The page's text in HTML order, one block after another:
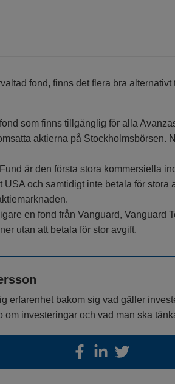
fond, finns det flera bra
som finns tillgänglig för alla
aktierna på Stockholmsbörsen.
är den första stora kommersiella
och samtidigt inte betala för
en fond från Vanguard, Vanguard
utan att betala för stor avgift.
erfarenhet bakom sig vad gäller
investeringar och vad man ska